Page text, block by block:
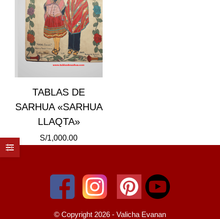
TABLAS DE
SARHUA «SARHUA
LLAQTA»
S/1,000.00
© Copyright 2026 - Valicha Evanan